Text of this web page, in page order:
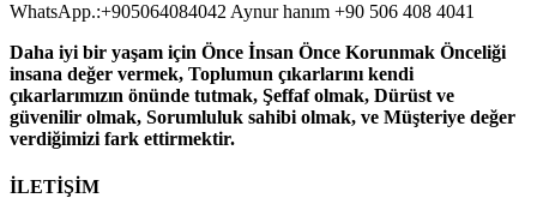
WhatsApp.:+905064084042 Aynur hanım +90 506 408 4041
Daha iyi bir yaşam için Önce İnsan Önce Korunmak Önceliği
insana değer vermek, Toplumun çıkarlarını kendi
çıkarlarımızın önünde tutmak, Şeffaf olmak, Dürüst ve
güvenilir olmak, Sorumluluk sahibi olmak, ve Müşteriye değer
verdiğimizi fark ettirmektir.
İLETİŞİM